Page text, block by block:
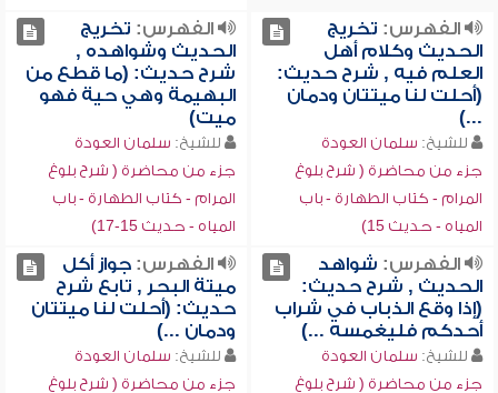
الفهرس: تخريج
الحديث وكلام أهل
العلم فيه , شرح حديث:
(أحلت لنا ميتتان ودمان
...)
للشيخ: سلمان العودة
جزء من محاضرة ( شرح بلوغ
المرام - كتاب الطهارة - باب
المياه - حديث 15)
الفهرس: تخريج
الحديث وشواهده ,
شرح حديث: (ما قطع من
البهيمة وهي حية فهو
ميت)
للشيخ: سلمان العودة
جزء من محاضرة ( شرح بلوغ
المرام - كتاب الطهارة - باب
المياه - حديث 15-17)
الفهرس: شواهد
الحديث , شرح حديث:
(إذا وقع الذباب في شراب
أحدكم فليغمسه ...)
للشيخ: سلمان العودة
جزء من محاضرة ( شرح بلوغ
الفهرس:جواز أكل
ميتة البحر , تابع شرح
حديث: (أحلت لنا ميتتان
ودمان ...)
للشيخ: سلمان العودة
جزء من محاضرة ( شرح بلوغ